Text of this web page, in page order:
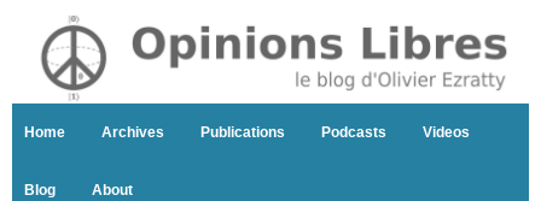
Home Archives Publications Podcasts Videos
Blog About